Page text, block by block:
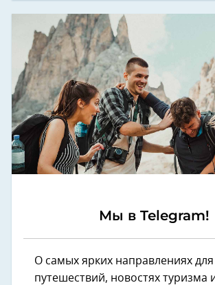
Мы в Telegram!
О самых ярких направлениях
путешествий, новостях туризма